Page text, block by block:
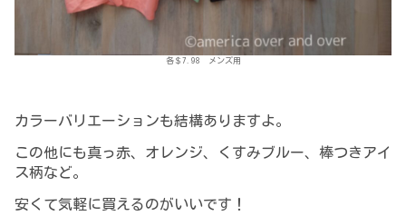
各＄7.98 メンズ用
カラーバリエーションも結構ありますよ。
この他にも真っ赤、オレンジ、くすみブルー、棒つきアイ
ス柄など。
安くて気軽に買えるのがいいです！